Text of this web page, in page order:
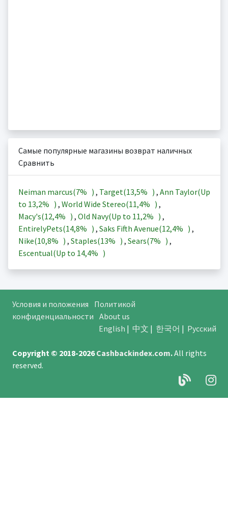
Самые популярные магазины возврат наличных
Сравнить
Neiman marcus(7% ) , Target(13,5% ) , Ann Taylor(Up
to 13,2% ) , World Wide Stereo(11,4% ) ,
Macy's(12,4% ) , Old Navy(Up to 11,2% ) ,
EntirelyPets(14,8% ) , Saks Fifth Avenue(12,4% ) ,
Nike(10,8% ) , Staples(13% ) , Sears(7% ) ,
Escentual(Up to 14,4% )
Условия и положения
Политикой
конфиденциальности About us
English | 中文 | 한국어 | Русский
Copyright © 2018-2026Cashbackindex.com.All rights
reserved.